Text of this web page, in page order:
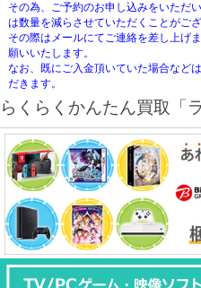
その為、ご予約のお申し込みをいただ
は数量を減らさせていただくことがござ
その際はメールにてご連絡を差し上げ
願いいたします。
なお、既にご入金頂いていた場合など
だきます。
らくらくかんたん買取「